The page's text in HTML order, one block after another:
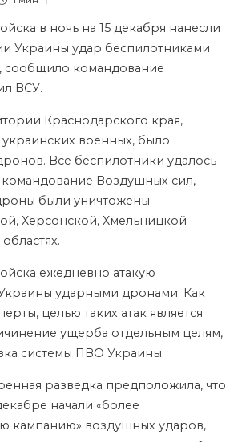
в ночь на 15 декабря нанесли
Украины удар беспилотниками
сообщило командование
ВСУ.
Краснодарского края,
украинских военных, было
Все беспилотники удалось
командование Воздушных сил,
были уничтожены
Херсонской, Хмельницкой
ежедневно атакую
ударными дронами. Как
целью таких атак является
ущерба отдельным целям,
системы ПВО Украины.
разведка предположила, что
начали «более
кампанию» воздушных ударов,